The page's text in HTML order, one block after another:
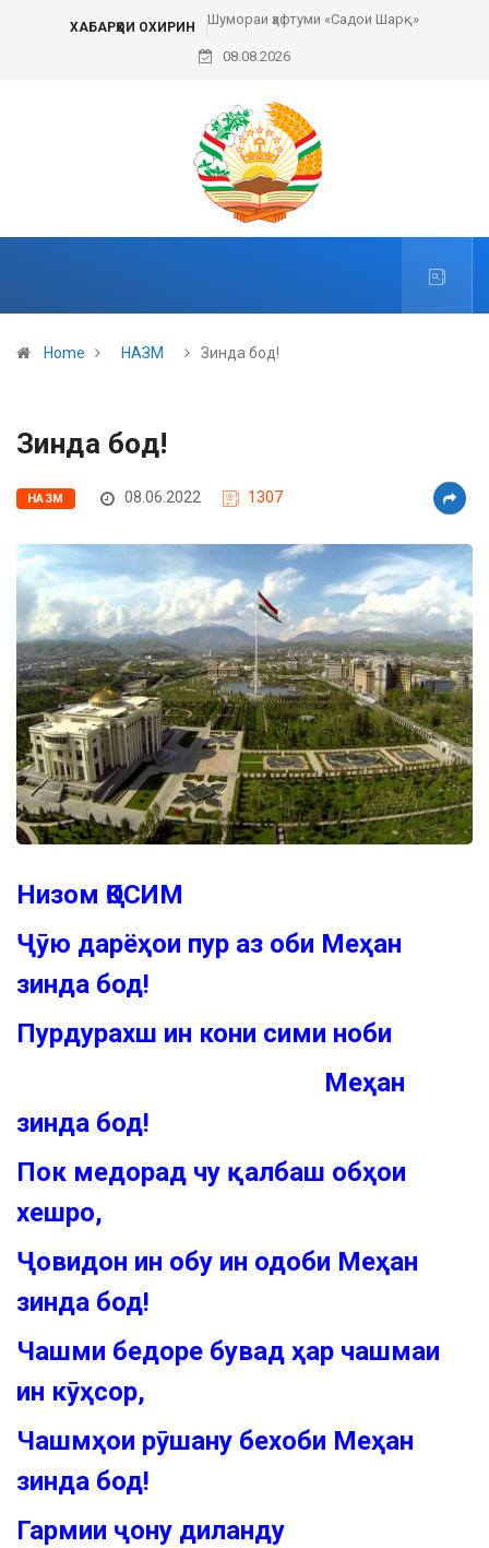
ХАБАРҲОИ ОХИРИН Шумораи ҳафтуми «Садои Шарқ»
08.08.2026
Home НАЗМ Зинда бод!
Зинда бод!
НАЗМ 08.06.2022 1307
Низом ҚОСИМ
Ҷӯю дарёҳои пур аз оби Меҳан
зинда бод!
Пурдурахш ин кони сими ноби
Меҳан
зинда бод!
Пок медорад чу қалбаш обҳои
хешро,
Ҷовидон ин обу ин одоби Меҳан
зинда бод!
Чашми бедоре бувад ҳар чашмаи
ин кӯҳсор,
Чашмҳои рӯшану бехоби Меҳан
зинда бод!
Гармии ҷону диланду